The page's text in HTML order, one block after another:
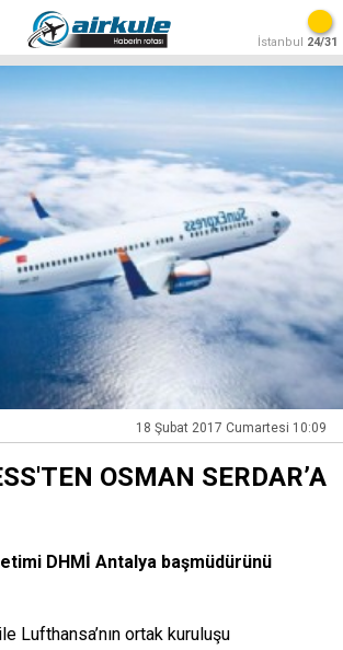
İstanbul 24/31
18 Şubat 2017 Cumartesi 10:09
OSMAN SERDAR’A
DHMİ Antalya başmüdürünü
Lufthansa’nın ortak kuruluşu